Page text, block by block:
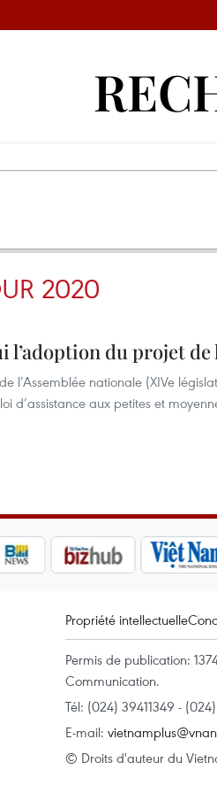
2020
l’adoption du projet
l’Assemblée nationale (XIVe
d’assistance aux petites et
Propriété intellectuelle
Permis de publication:
Communication.
Tél: (024) 39411349 -
E-mail:
© Droits d'auteur du